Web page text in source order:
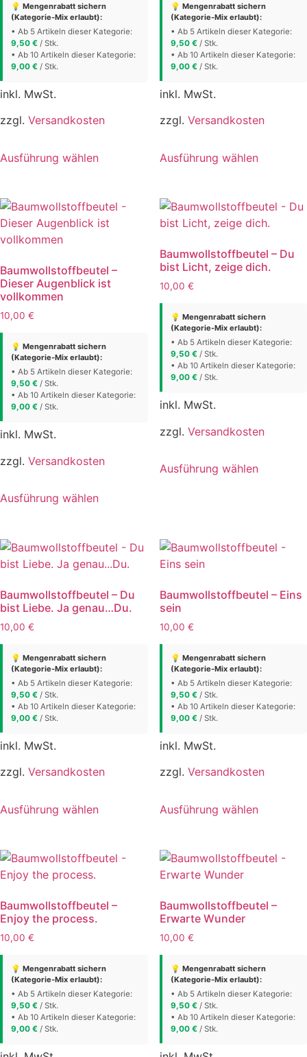
Produktseite
gewählt
werden
gewählt
werden
💡 Mengenrabatt sichern
(Kategorie-Mix erlaubt):
• Ab 5 Artikeln dieser Kategorie:
9,50 € / Stk.
• Ab 10 Artikeln dieser Kategorie:
9,00 € / Stk.
inkl. MwSt.
zzgl. Versandkosten
Ausführung wählenProdukt
Varianten
auf.
können
gewählt
werden
💡 Mengenrabatt sichern
(Kategorie-Mix erlaubt):
• Ab 5 Artikeln dieser Kategorie:
9,50 €/ Stk.
• Ab 10 Artikeln dieser Kategorie:
9,00 €/ Stk.
inkl. MwSt.
zzgl. Versandkosten
Ausführung wählenProdukt
Varianten
auf.
Optionen
gewählt
werden
Baumwollstoffbeutel –
Dieser Augenblick ist
vollkommen
10,00 €
💡 Mengenrabatt sichern
(Kategorie-Mix erlaubt):
• Ab 5 Artikeln dieser Kategorie:
9,50 € / Stk.
• Ab 10 Artikeln dieser Kategorie:
9,00 € / Stk.
inkl. MwSt.
zzgl. Versandkosten
Ausführung wählenProdukt
Varianten
auf.
Optionen
Produktseite
gewählt
werden
Baumwollstoffbeutel – Du
bist Licht, zeige dich.
10,00 €
💡 Mengenrabatt sichern
(Kategorie-Mix erlaubt):
• Ab 5 Artikeln dieser Kategorie:
9,50 €/ Stk.
• Ab 10 Artikeln dieser Kategorie:
9,00 €/ Stk.
inkl. MwSt.
zzgl. Versandkosten
Ausführung wählenProdukt
Die
können
gewählt
werden
Baumwollstoffbeutel – Du
bist Liebe. Ja genau…Du.
10,00 €
💡 Mengenrabatt sichern
(Kategorie-Mix erlaubt):
• Ab 5 Artikeln dieser Kategorie:
9,50 € / Stk.
• Ab 10 Artikeln dieser Kategorie:
9,00 € / Stk.
inkl. MwSt.
zzgl. Versandkosten
Ausführung wählenProdukt
Varianten
Optionen
Produktseite
gewählt
werden
Baumwollstoffbeutel – Eins
sein
10,00 €
💡 Mengenrabatt sichern
(Kategorie-Mix erlaubt):
• Ab 5 Artikeln dieser Kategorie:
9,50 €/ Stk.
• Ab 10 Artikeln dieser Kategorie:
9,00 €/ Stk.
inkl. MwSt.
zzgl. Versandkosten
Ausführung wählenProdukt
Varianten
Optionen
gewählt
werden
Baumwollstoffbeutel –
Enjoy the process.
10,00 €
💡 Mengenrabatt sichern
(Kategorie-Mix erlaubt):
• Ab 5 Artikeln dieser Kategorie:
9,50 € / Stk.
• Ab 10 Artikeln dieser Kategorie:
9,00 € / Stk.
Baumwollstoffbeutel –
Erwarte Wunder
10,00 €
💡 Mengenrabatt sichern
(Kategorie-Mix erlaubt):
• Ab 5 Artikeln dieser Kategorie:
9,50 €/ Stk.
• Ab 10 Artikeln dieser Kategorie:
9,00 €/ Stk.